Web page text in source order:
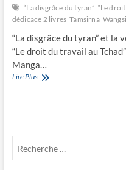
“La disgrâce du tyran” “Le
dédicace 2 livres Tamsirna
“La disgrâce du tyran” et la
“Le droit du travail au
Manga…
Lire PlusJean-